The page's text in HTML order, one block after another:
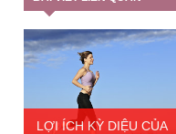
LỢI ÍCH KỲ DIỆU CỦA